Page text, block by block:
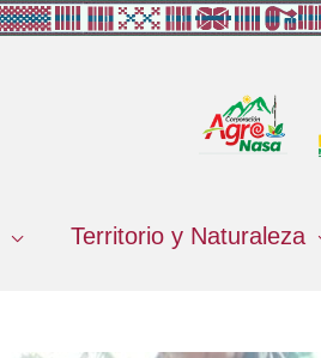
Territorio y Naturaleza